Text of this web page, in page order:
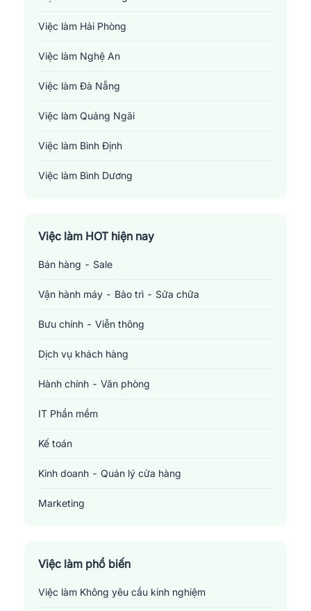
Việc làm Hải Phòng
Việc làm Nghệ An
Việc làm Đà Nẵng
Việc làm Quảng Ngãi
Việc làm Bình Định
Việc làm Bình Dương
Việc làm TP. Hồ Chí Minh
Việc làm Cần Thơ
Việc làm HOT hiện nay
Bán hàng - Sale
Vận hành máy - Bảo trì - Sửa chữa
Bưu chính - Viễn thông
Dịch vụ khách hàng
Hành chính - Văn phòng
IT Phần mềm
Kế toán
Kinh doanh - Quản lý cửa hàng
Marketing
Tài chính - Đầu tư - Chứng khoán
Xây dựng
Việc làm phổ biến
Việc làm Không yêu cầu kinh nghiệm